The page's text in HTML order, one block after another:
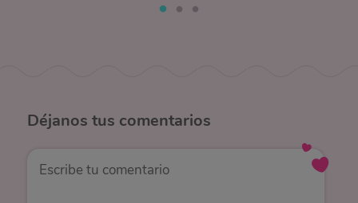
Déjanos tus comentarios